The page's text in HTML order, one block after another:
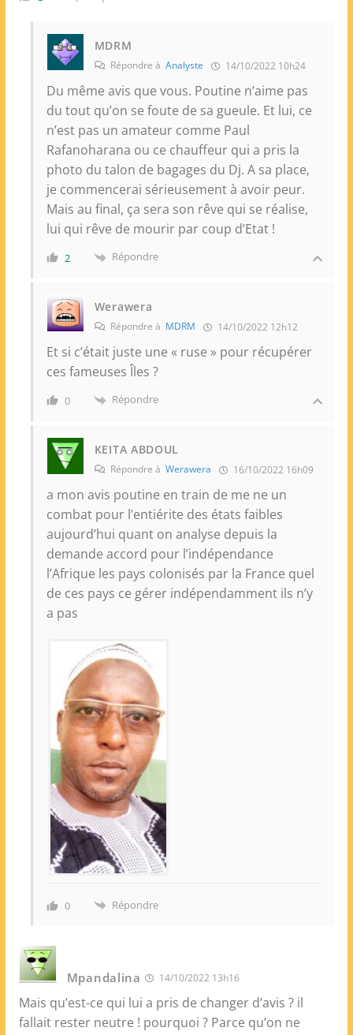
MDRM
Répondre à Analyste 14/10/2022 10h24
Du même avis que vous. Poutine n’aime pas
du tout qu’on se foute de sa gueule. Et lui, ce
n’est pas un amateur comme Paul
Rafanoharana ou ce chauffeur qui a pris la
photo du talon de bagages du Dj. A sa place,
je commencerai sérieusement à avoir peur.
Mais au final, ça sera son rêve qui se réalise,
lui qui rêve de mourir par coup d’Etat !
2 Répondre
Werawera
Répondre à MDRM 14/10/2022 12h12
Et si c’était juste une « ruse » pour récupérer
ces fameuses Îles ?
0 Répondre
KEITA ABDOUL
Répondre à Werawera 16/10/2022 16h09
a mon avis poutine en train de me ne un
combat pour l’entiérite des états faibles
aujourd’hui quant on analyse depuis la
demande accord pour l’indépendance
l’Afrique les pays colonisés par la France quel
de ces pays ce gérer indépendamment ils n’y
a pas
0 Répondre
Mpandalina 14/10/2022 13h16
Mais qu’est-ce qui lui a pris de changer d’avis ? il
fallait rester neutre ! pourquoi ? Parce qu’on ne